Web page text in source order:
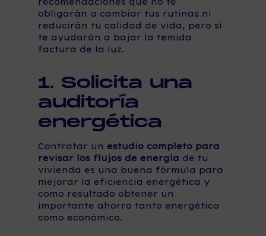
obligarán a cambiar tus rutinas ni
reducirán tu calidad de vida, pero sí
te ayudarán a bajar la temida
factura de la luz.
1. Solicita una
auditoría
energética
Contratar un estudio completo para
revisar los flujos de energía de tu
vivienda es una buena fórmula para
mejorar la eficiencia energética y
como resultado obtener un
importante ahorro tanto energético
como económico.